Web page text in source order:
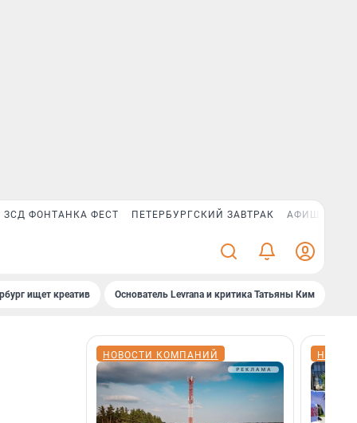
ЗСД ФОНТАНКА ФЕСТ ПЕТЕРБУРГСКИЙ ЗАВТРАК АФИША PLUS
ищет креатив Основатель Levrana и критика Татьяны Ким
НОВОСТИ КОМПАНИЙ